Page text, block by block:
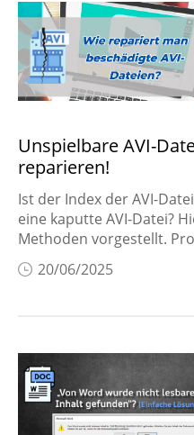
Unspielbare AVI-
reparieren!
Ist der Index der AVI-
eine kaputte AVI-Datei?
Methoden vorgestellt.
20/06/2025